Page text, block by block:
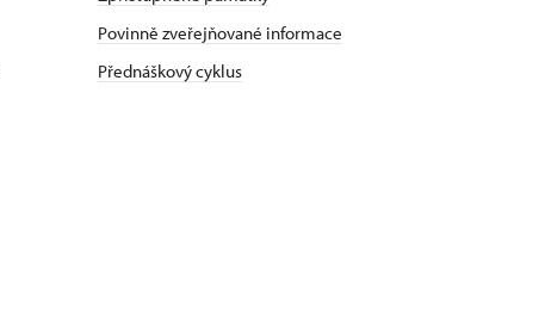
Povinně zveřejňované informace
Přednáškový cyklus